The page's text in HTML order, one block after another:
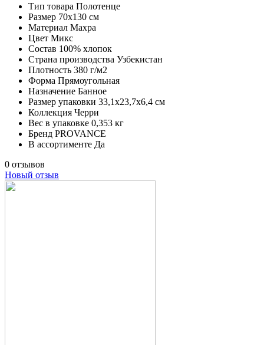
Тип товара Полотенце
Размер 70х130 см
Материал Махра
Цвет Микс
Состав 100% хлопок
Страна производства Узбекистан
Плотность 380 г/м2
Форма Прямоугольная
Назначение Банное
Размер упаковки 33,1х23,7х6,4 см
Коллекция Черри
Вес в упаковке 0,353 кг
Бренд PROVANCE
В ассортименте Да
0 отзывов
Новый отзыв